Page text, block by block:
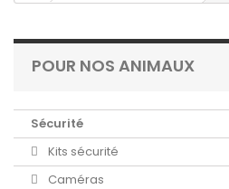
POUR NOS ANIMAUX
Sécurité
Kits sécurité
Caméras